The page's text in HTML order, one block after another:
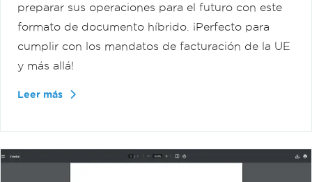
preparar sus operaciones para el futuro con este
formato de documento híbrido. ¡Perfecto para
cumplir con los mandatos de facturación de la UE
y más allá!
Leer más